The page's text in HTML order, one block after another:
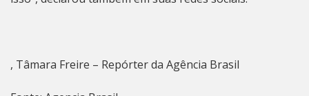
, Tâmara Freire – Repórter da Agência Brasil